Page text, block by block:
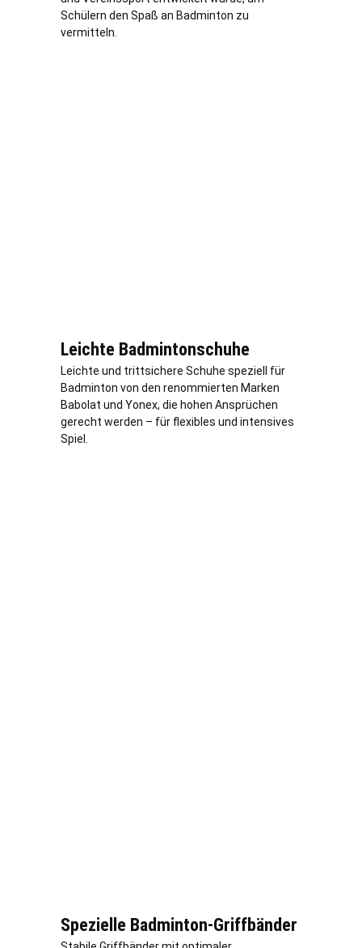
Schülern den Spaß an Badminton zu
vermitteln.
Leichte Badmintonschuhe
Leichte und trittsichere Schuhe speziell für
Badminton von den renommierten Marken
Babolat und Yonex, die hohen Ansprüchen
gerecht werden – für flexibles und intensives
Spiel.
Spezielle Badminton-Griffbänder